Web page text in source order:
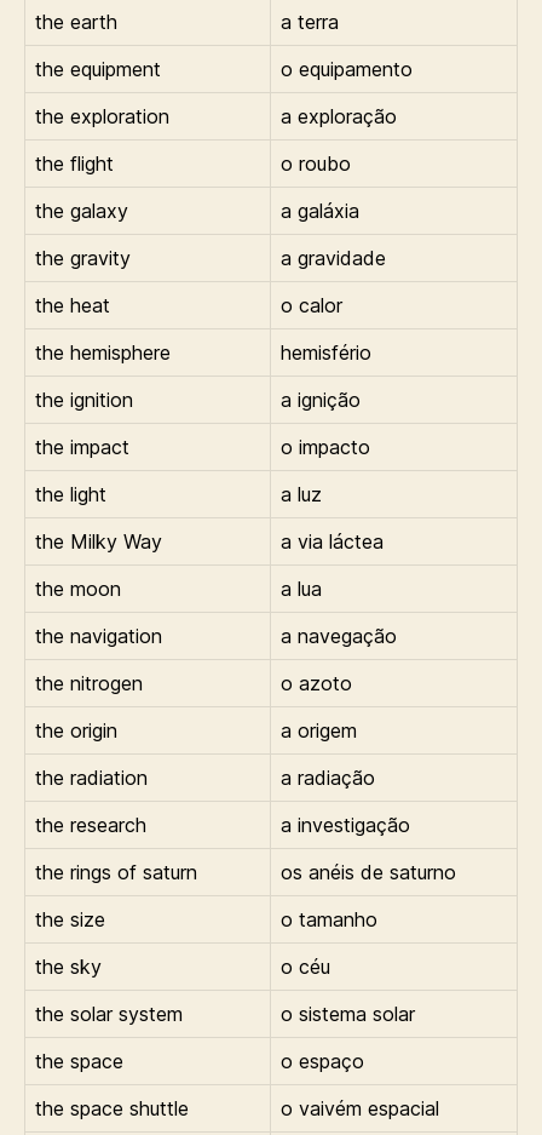
the earth
a terra
the equipment
o equipamento
the exploration
a exploração
the flight
o roubo
the galaxy
a galáxia
the gravity
a gravidade
the heat
o calor
the hemisphere
hemisfério
the ignition
a ignição
the impact
o impacto
the light
a luz
the Milky Way
a via láctea
the moon
a lua
the navigation
a navegação
the nitrogen
o azoto
the origin
a origem
the radiation
a radiação
the research
a investigação
the rings of saturn
os anéis de saturno
the size
o tamanho
the sky
o céu
the solar system
o sistema solar
the space
o espaço
the space shuttle
o vaivém espacial